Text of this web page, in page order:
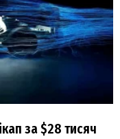
за $28 тисяч